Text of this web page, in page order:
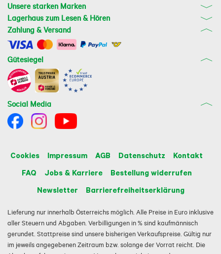
Unsere starken Marken
Lagerhaus zum Lesen & Hören
Zahlung & Versand
Gütesiegel
Social Media
Cookies Impressum AGB Datenschutz
Kontakt
FAQ
Jobs & Karriere
Bestellung widerrufen
Newsletter
Barrierefreiheitserklärung
Lieferung nur innerhalb Österreichs möglich. Alle Preise in Euro inklusive
aller Steuern und Abgaben. Verbilligungen in % sind kaufmännisch
gerundet. Stattpreise sind unsere bisherigen Verkaufspreise. Gültig nur
im jeweils angegebenen Zeitraum bzw. solange der Vorrat reicht. Die